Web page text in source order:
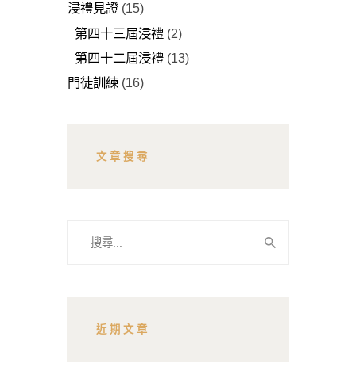
浸禮見證 (15)
第四十三屆浸禮 (2)
第四十二屆浸禮 (13)
門徒訓練 (16)
文章搜尋
近期文章